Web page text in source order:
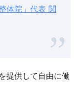
体院」代表 関
提供して自由に働